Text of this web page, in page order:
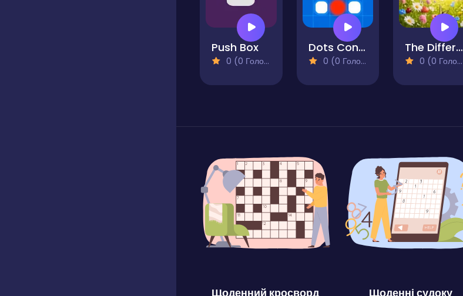
Push Box
0 (0 Голосів)
Dots Connector Puzzle
0 (0 Голосів)
The Difference
0 (0 Голосів)
Щоденний кросворд Щоденні судоку